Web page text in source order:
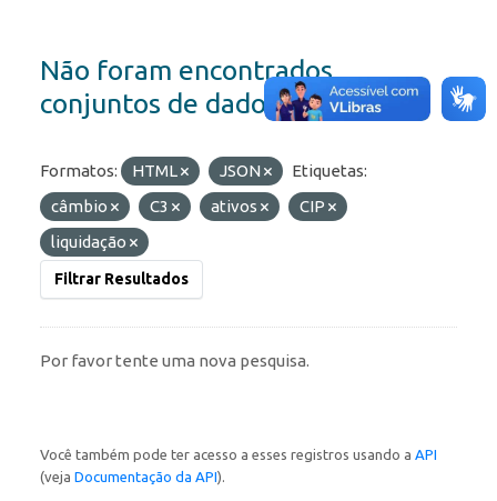
Não foram encontrados
conjuntos de dados
Formatos: HTML JSON
Etiquetas:
câmbio
C3 ativos
CIP
liquidação
Filtrar Resultados
Por favor tente uma nova pesquisa.
Você também pode ter acesso a esses registros usando a API
(veja Documentação da API).